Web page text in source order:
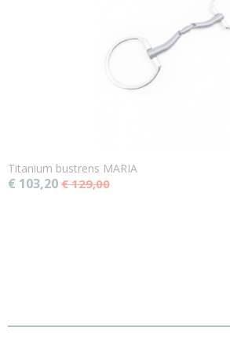
Titanium bustrens MARIA
€ 103,20 € 129,00